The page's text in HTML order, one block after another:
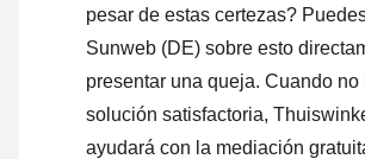
pesar de estas certezas?
Sunweb (DE) sobre esto
presentar una queja. Cuando no
solución satisfactoria,
ayudará con la mediación